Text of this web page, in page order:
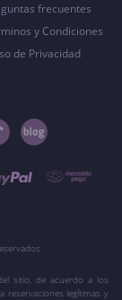
frecuentes
y Condiciones
de Privacidad
sitio, de acuerdo a los
reservaciones legítimas y